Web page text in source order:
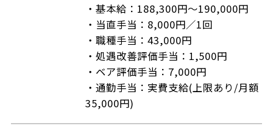
・基本給：188,300円～190,000円
・当直手当：8,000円／1回
・職種手当：43,000円
・処遇改善評価手当：1,500円
・ベア評価手当：7,000円
・通勤手当：実費支給(上限あり/月額
35,000円)